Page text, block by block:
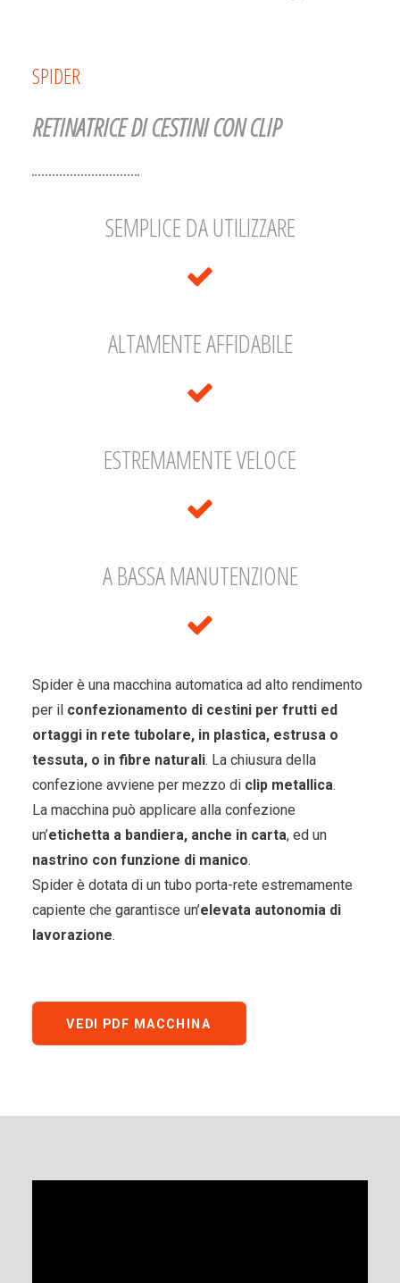
SPIDER
RETINATRICE DI CESTINI CON CLIP
SEMPLICE DA UTILIZZARE
ALTAMENTE AFFIDABILE
ESTREMAMENTE VELOCE
A BASSA MANUTENZIONE
Spider è una macchina automatica ad alto rendimento
per il confezionamento di cestini per frutti ed
ortaggi in rete tubolare, in plastica, estrusa o
tessuta, o in fibre naturali. La chiusura della
confezione avviene per mezzo di clip metallica.
La macchina può applicare alla confezione
un’etichetta a bandiera, anche in carta, ed un
nastrino con funzione di manico.
Spider è dotata di un tubo porta-rete estremamente
capiente che garantisce un’elevata autonomia di
lavorazione.
VEDI PDF MACCHINA